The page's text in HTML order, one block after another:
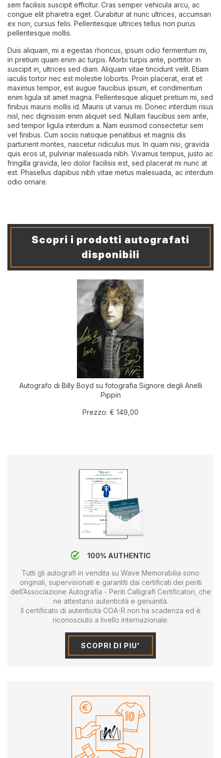
sem facilisis suscipit efficitur. Cras semper vehicula arcu, ac
congue elit pharetra eget. Curabitur at nunc ultrices, accumsan
ex non, cursus felis. Pellentesque ultrices tellus non purus
pellentesque mollis.
Duis aliquam, mi a egestas rhoncus, ipsum odio fermentum mi,
in pretium quam enim ac turpis. Morbi turpis ante, porttitor in
suscipit in, ultrices sed diam. Aliquam vitae tincidunt velit. Etiam
iaculis tortor nec est molestie lobortis. Proin placerat, erat et
maximus tempor, est augue faucibus ipsum, et condimentum
enim ligula sit amet magna. Pellentesque aliquet pretium mi, sed
finibus mauris mollis id. Mauris ut varius mi. Donec interdum risus
nisl, nec dignissim enim aliquet sed. Nullam faucibus sem ante,
sed tempor ligula interdum a. Nam euismod consectetur sem
vel finibus. Cum sociis natoque penatibus et magnis dis
parturient montes, nascetur ridiculus mus. In quam nisi, gravida
quis eros ut, pulvinar malesuada nibh. Vivamus tempus, justo ac
fringilla gravida, leo dolor facilisis est, sed placerat mi nunc at
est. Phasellus dapibus nibh vitae metus malesuada, ac interdum
odio ornare.
Scopri i prodotti autografati
disponibili
Autografo di Billy Boyd su fotografia Signore degli Anelli
Pippin
Prezzo: € 149,00
100% AUTHENTIC
Tutti gli autografi in vendita su Wave Memorabilia sono
originali, supervisionati e garantiti dai certificati dei periti
dell’Associazione Autografia - Periti Calligrafi Certificatori, che
ne attestano autenticità e genuinità.
Il certificato di autenticità COA-R non ha scadenza ed è
riconosciuto a livello internazionale.
SCOPRI DI PIU'